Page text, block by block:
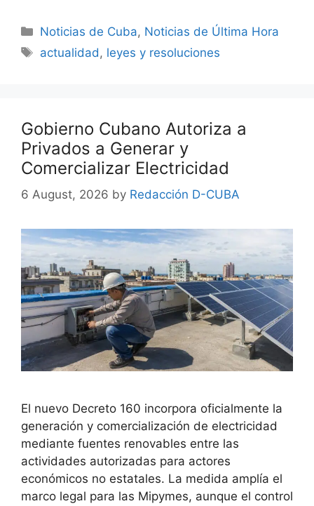
Categories
Noticias de Cuba, Noticias de Última Hora
Tags
actualidad , leyes y resoluciones
Gobierno Cubano Autoriza a
Privados a Generar y
Comercializar Electricidad
6 August, 2026 by Redacción D-CUBA
El nuevo Decreto 160 incorpora oficialmente la
generación y comercialización de electricidad
mediante fuentes renovables entre las
actividades autorizadas para actores
económicos no estatales. La medida amplía el
marco legal para las Mipymes, aunque el control